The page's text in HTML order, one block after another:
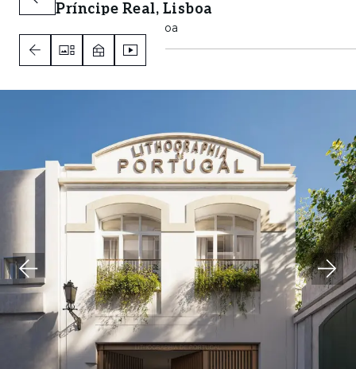
Príncipe Real, Lisboa
Príncipe Real, Lisboa
1 1 1